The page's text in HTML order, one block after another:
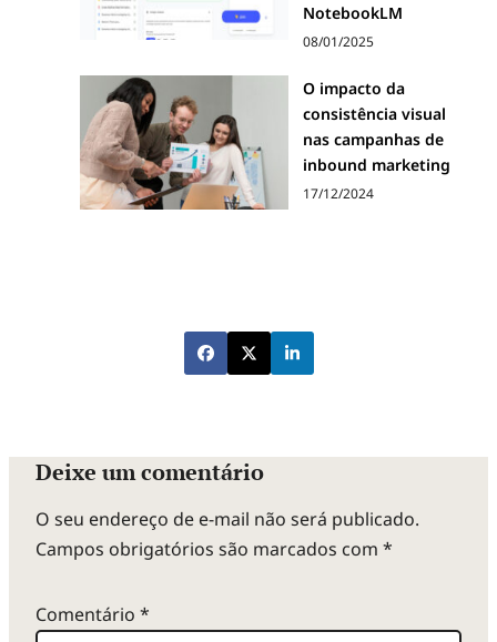
NotebookLM
08/01/2025
O impacto da
consistência visual
nas campanhas de
inbound marketing
17/12/2024
Deixe um comentário
O seu endereço de e-mail não será publicado.
Campos obrigatórios são marcados com *
Comentário *